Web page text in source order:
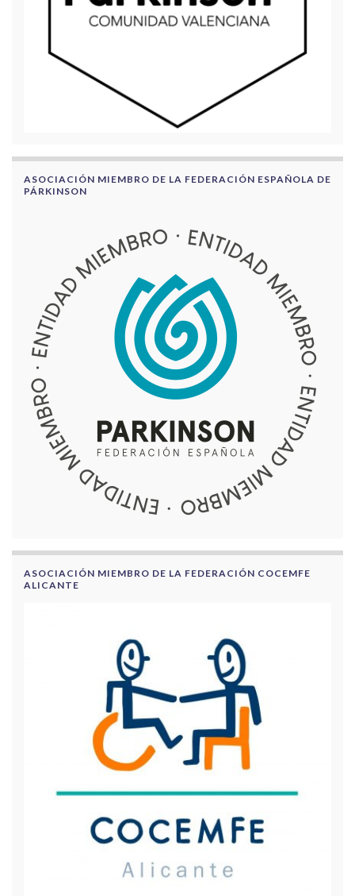
ASOCIACIÓN MIEMBRO DE LA FEDERACIÓN ESPAÑOLA DE
PÁRKINSON
ASOCIACIÓN MIEMBRO DE LA FEDERACIÓN COCEMFE
ALICANTE